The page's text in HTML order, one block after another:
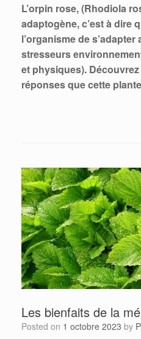
L’orpin rose, (Rhodiola
adaptogène, c’est à dire
l’organisme de
stresseurs
et physiques).
réponses que cette
Les bienfaits de la
Posted on 1 octobre 2023 by